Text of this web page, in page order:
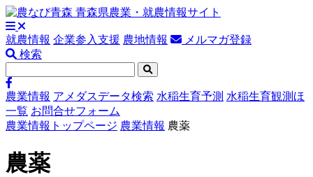
就農情報 企業参入支援 農地情報
メルマガ登録
検索
農業情報 アメダスデータ検索 水稲生育予測 水稲生育観測ほ
一覧 お問合せフォーム
農業情報トップページ 農業情報 農薬
農薬